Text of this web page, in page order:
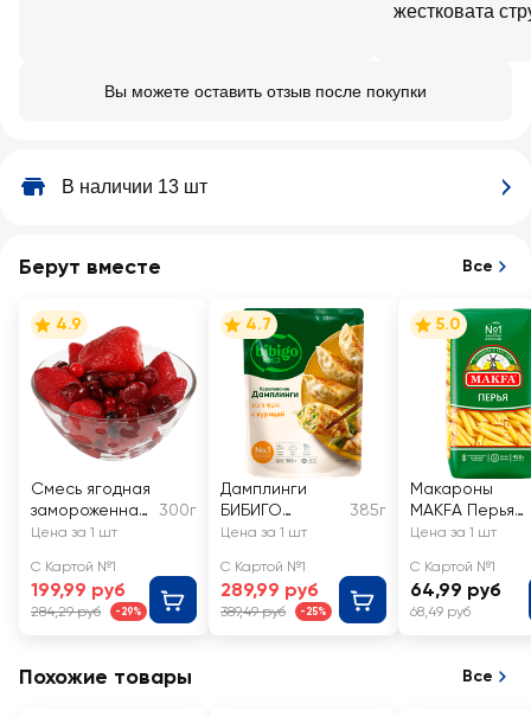
жестковата
Вы можете оставить отзыв после покупки
В наличии 13 шт
Берут вместе Все
4.9
Смесь ягодная
замороженная
МИРАТОРГ
коктейль
300г
Цена за 1 шт
С Картой №1
199,99 руб
284,29 руб -29%
4.7
Дамплинги
БИБИГО
Королевские, с
385г
Цена за 1 шт
С Картой №1
289,99 руб
389,49 руб -25%
5.0
Макароны
MAKFA Перья
любительские
Цена за 1 шт
С Картой №1
64,99 руб
68,49 руб
Похожие товары Все